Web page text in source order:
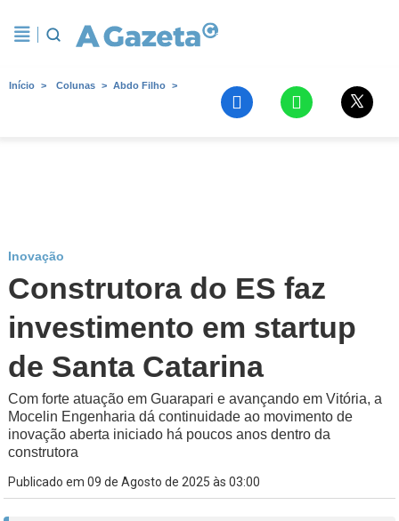
Início Colunas Abdo Filho
Inovação
Construtora do ES faz
investimento em startup
de Santa Catarina
Com forte atuação em Guarapari e avançando em Vitória, a
Mocelin Engenharia dá continuidade ao movimento de
inovação aberta iniciado há poucos anos dentro da
construtora
Publicado em 09 de Agosto de 2025 às 03:00